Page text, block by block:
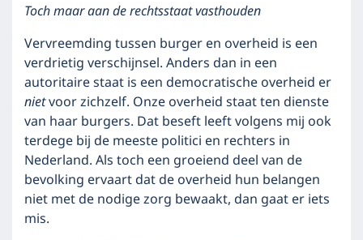
Toch maar aan de rechtsstaat vasthouden
Vervreemding tussen burger en overheid is een
verdrietig verschijnsel. Anders dan in een
autoritaire staat is een democratische overheid er
nietvoor zichzelf. Onze overheid staat ten dienste
van haar burgers. Dat beseft leeft volgens mij ook
terdege bij de meeste politici en rechters in
Nederland. Als toch een groeiend deel van de
bevolking ervaart dat de overheid hun belangen
niet met de nodige zorg bewaakt, dan gaat er iets
mis.